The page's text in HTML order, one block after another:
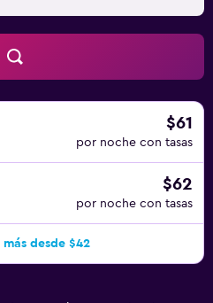
$61
por noche con tasas
$62
por noche con tasas
desde $42